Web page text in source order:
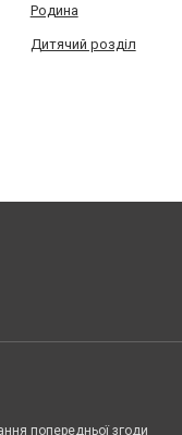
Родина
Дитячий розділ
попередньої згоди